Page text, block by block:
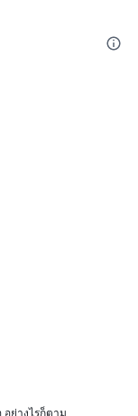
อย่างไรก็ตาม